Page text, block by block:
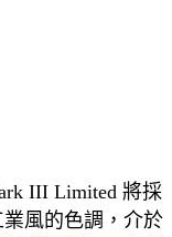
III Limited 將採
風的色調，介於